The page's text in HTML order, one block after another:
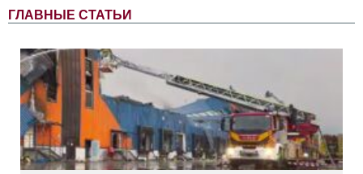
ГЛАВНЫЕ СТАТЬИ